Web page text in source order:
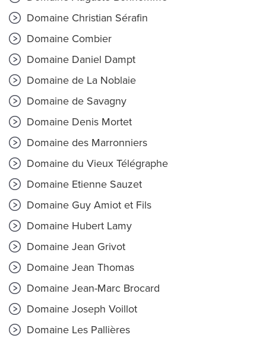
Domaine Christian Sérafin
Domaine Combier
Domaine Daniel Dampt
Domaine de La Noblaie
Domaine de Savagny
Domaine Denis Mortet
Domaine des Marronniers
Domaine du Vieux Télégraphe
Domaine Etienne Sauzet
Domaine Guy Amiot et Fils
Domaine Hubert Lamy
Domaine Jean Grivot
Domaine Jean Thomas
Domaine Jean-Marc Brocard
Domaine Joseph Voillot
Domaine Les Pallières